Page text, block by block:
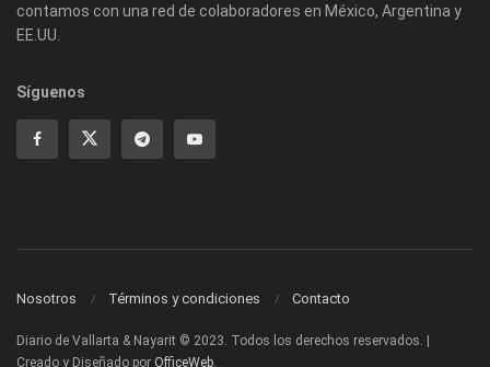
contamos con una red de colaboradores en México, Argentina y
EE.UU.
Síguenos
Nosotros Términos y condiciones Contacto
Diario de Vallarta & Nayarit © 2023. Todos los derechos reservados. |
Creado y Diseñado por OfficeWeb.